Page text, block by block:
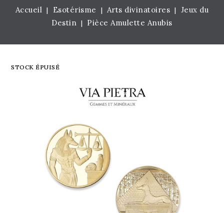
Accueil Esotérisme Arts divinatoires
Jeux du
Destin
Pièce Amulette Anubis
STOCK ÉPUISÉ